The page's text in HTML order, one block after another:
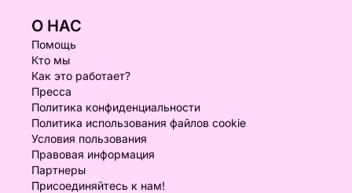
О НАС
Помощь
Кто мы
Как это работает?
Пресса
Политика конфиденциальности
Политика использования файлов cookie
Условия пользования
Правовая информация
Партнеры
Присоединяйтесь к нам!